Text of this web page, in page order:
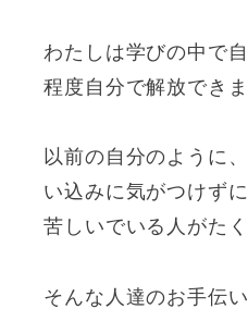
わたしは学びの中で
程度自分で解放できま
以前の自分のように
い込みに気がつけず
苦しいでいる人がた
そんな人達のお手伝